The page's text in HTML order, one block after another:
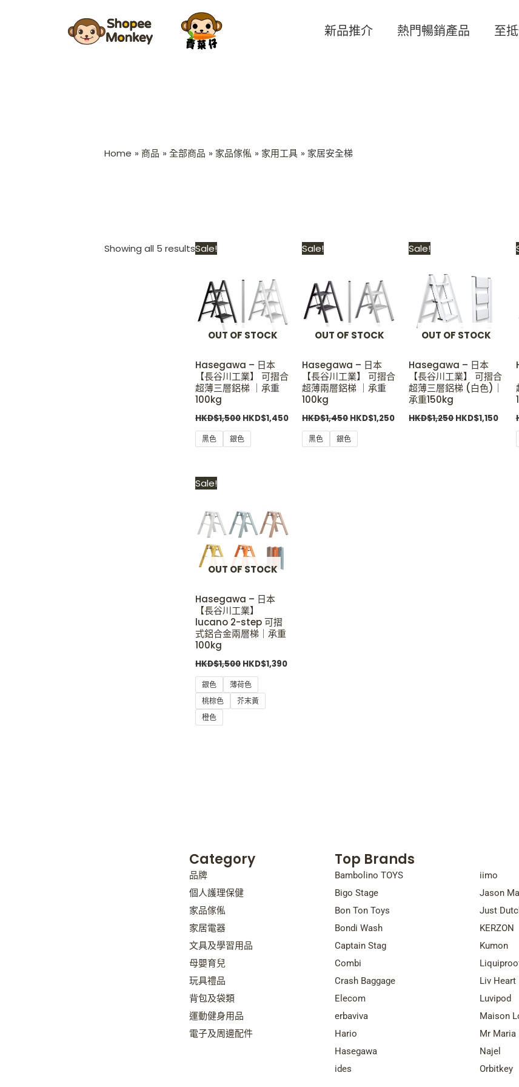
新品推介 熱門暢銷產品 至
Home 商品 全部商品 家品傢俬 家用工具 家居安全梯
Showing all 5 results
by
latest
Sale!
OUT OF STOCK
Hasegawa – 日本
【長谷川工業】 可摺合
超薄三層鋁梯 ｜承重
100kg
HKD$1,500 HKD$1,450
Current
price
黑色 銀色
Sale!
OUT OF STOCK
Hasegawa – 日本
【長谷川工業】 可摺合
超薄兩層鋁梯 ｜承重
100kg
HKD$1,450HKD$1,250
Current
price
HKD$1,250.
黑色 銀色
Sale!
OUT OF STOCK
Hasegawa – 日本
【長谷川工業】 可摺合
超薄三層鋁梯 (白色)｜
承重150kg
HKD$1,250
HKD$1,250.
HKD$1,150
Sale!
OUT OF STOCK
Hasegawa – 日本
【長谷川工業】
lucano 2-step 可摺
式鋁合金兩層梯｜承重
100kg
HKD$1,500
HKD$1,500.
HKD$1,390
銀色
薄荷色
桃棕色
芥末黃
橙色
iimo
Jason
Just
KERZON
Kumon
Liv Heart
Luvipod
Maison
Mr Maria
Najel
Orbitkey
Top Brands
Bambolino TOYS
Bigo Stage
Bon Ton Toys
Bondi Wash
Captain Stag
Combi
Crash Baggage
Elecom
erbaviva
Hario
Hasegawa
ides
Category
品牌
個人護理保健
家品傢俬
家居電器
文具及學習用品
母嬰育兒
玩具禮品
背包及袋類
運動健身用品
電子及周邊配件